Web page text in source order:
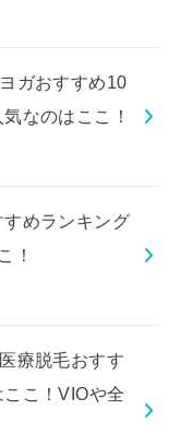
ガおすすめ10
なのはここ！
めランキング
！
療脱毛おすす
こ！VIOや全